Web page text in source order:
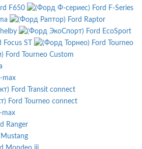
F650
Ford F-Series
Ford Raptor
Ford EcoSport
Focus ST
Ford Tourneo
Ford Tourneo Custom
max
Ford Transit connect
Ford Tourneo connect
max
Ranger
Mustang